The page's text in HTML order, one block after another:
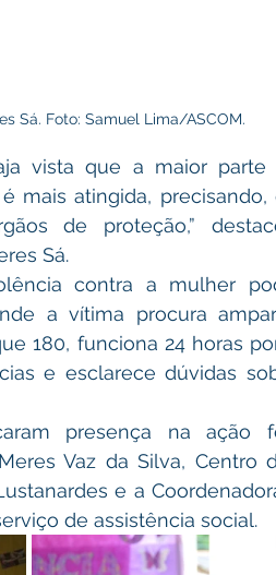
Sá. Foto: Samuel Lima/ASCOM.
vista que a maior
mais atingida, precisando,
de proteção,”
Sá.
contra a mulher
a vítima procura
180, funciona 24 horas
e esclarece dúvidas
presença na ação
Vaz da Silva, Centro
e a
de assistência social.